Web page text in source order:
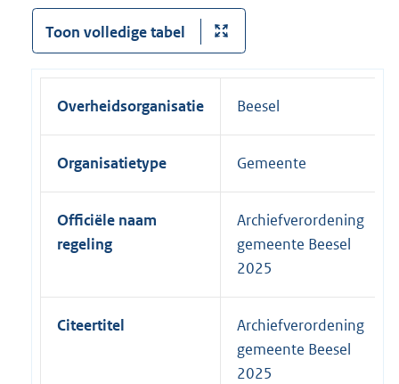
Toon volledige tabel
Overheidsorganisatie Beesel
Organisatietype Gemeente
Officiële naam
regeling
Archiefverordening
gemeente Beesel
2025
Citeertitel
Archiefverordening
gemeente Beesel
2025